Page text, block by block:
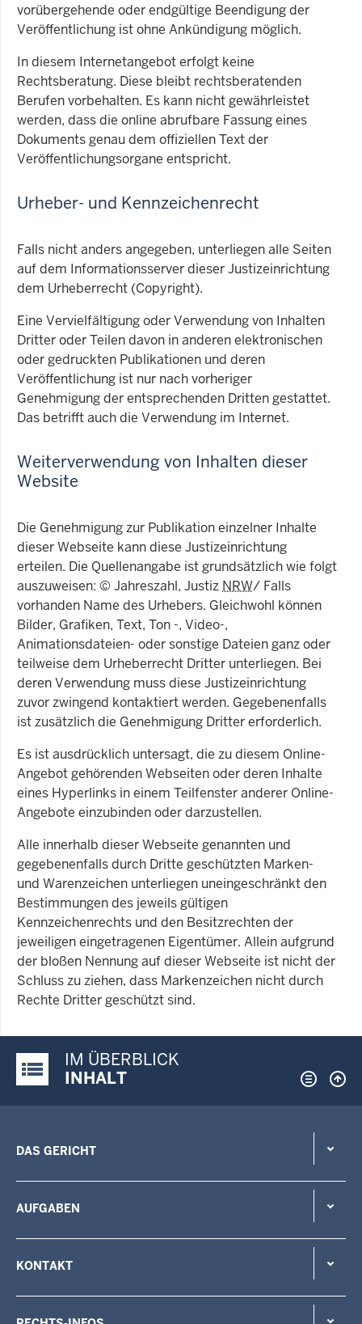
vorübergehende oder endgültige Beendigung der
Veröffentlichung ist ohne Ankündigung möglich.
In diesem Internetangebot erfolgt keine
Rechtsberatung. Diese bleibt rechtsberatenden
Berufen vorbehalten. Es kann nicht gewährleistet
werden, dass die online abrufbare Fassung eines
Dokuments genau dem offiziellen Text der
Veröffentlichungsorgane entspricht.
Urheber- und Kennzeichenrecht
Falls nicht anders angegeben, unterliegen alle Seiten
auf dem Informationsserver dieser Justizeinrichtung
dem Urheberrecht (Copyright).
Eine Vervielfältigung oder Verwendung von Inhalten
Dritter oder Teilen davon in anderen elektronischen
oder gedruckten Publikationen und deren
Veröffentlichung ist nur nach vorheriger
Genehmigung der entsprechenden Dritten gestattet.
Das betrifft auch die Verwendung im Internet.
Weiterverwendung von Inhalten dieser
Website
Die Genehmigung zur Publikation einzelner Inhalte
dieser Webseite kann diese Justizeinrichtung
erteilen. Die Quellenangabe ist grundsätzlich wie folgt
auszuweisen: © Jahreszahl, Justiz NRW/ Falls
vorhanden Name des Urhebers. Gleichwohl können
Bilder, Grafiken, Text, Ton -, Video-,
Animationsdateien- oder sonstige Dateien ganz oder
teilweise dem Urheberrecht Dritter unterliegen. Bei
deren Verwendung muss diese Justizeinrichtung
zuvor zwingend kontaktiert werden. Gegebenenfalls
ist zusätzlich die Genehmigung Dritter erforderlich.
Es ist ausdrücklich untersagt, die zu diesem Online-
Angebot gehörenden Webseiten oder deren Inhalte
eines Hyperlinks in einem Teilfenster anderer Online-
Angebote einzubinden oder darzustellen.
Alle innerhalb dieser Webseite genannten und
gegebenenfalls durch Dritte geschützten Marken-
und Warenzeichen unterliegen uneingeschränkt den
Bestimmungen des jeweils gültigen
Kennzeichenrechts und den Besitzrechten der
jeweiligen eingetragenen Eigentümer. Allein aufgrund
der bloßen Nennung auf dieser Webseite ist nicht der
Schluss zu ziehen, dass Markenzeichen nicht durch
Rechte Dritter geschützt sind.
Justiz-Portal im Überblick:
IM ÜBERBLICK
INHALT
DAS GERICHT
AUFGABEN
KONTAKT